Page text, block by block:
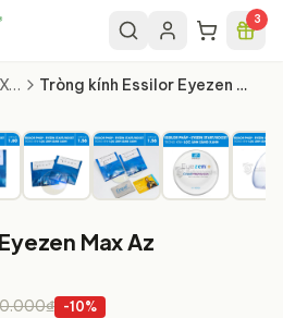
3
Tròng kính Ánh Sáng Xanh Tròng kính Essilor Eyezen Max Az
1/20
Max Az
-10%